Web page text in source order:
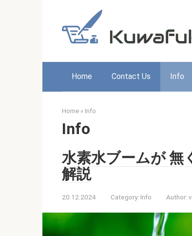
Home Contact Us Info
Home » Info
Info
水素水ブームが 無
解説
20.12.2024 Category: Info Author: